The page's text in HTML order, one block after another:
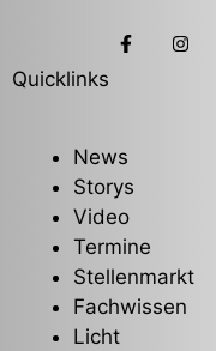
Quicklinks
News
Storys
Video
Termine
Stellenmarkt
Fachwissen
Licht